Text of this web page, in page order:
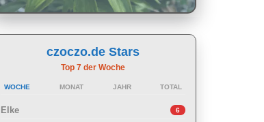
czoczo.de Stars
Top 7 der Woche
WOCHE MONAT JAHR TOTAL
Elke 6